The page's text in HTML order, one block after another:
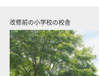
改修前の小学校の校舎
改修前のプリスクールの園舎
学校説明会
旧北軽井沢小学校